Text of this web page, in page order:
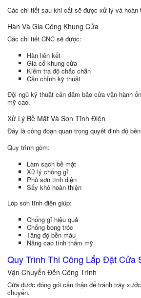
Các chi tiết sau khi cắt sẽ được xử lý và hoàn
Hàn Và Gia Công Khung Cửa
Các chi tiết CNC sẽ được:
Hàn liên kết
Gia cố khung cửa
Kiểm tra độ chắc chắn
Cân chỉnh kỹ thuật
Đội ngũ kỹ thuật cần đảm bảo cửa vận hành
mỹ cao.
Xử Lý Bề Mặt Và Sơn Tĩnh Điện
Đây là công đoạn quan trọng quyết định độ
Quy trình gồm:
Làm sạch bề mặt
Xử lý chống gỉ
Phủ sơn tĩnh điện
Sấy khô hoàn thiện
Lớp sơn tĩnh điện giúp:
Chống gỉ hiệu quả
Chống bong tróc
Tăng độ bền màu
Nâng cao tính thẩm mỹ
Quy Trình Thi Công Lắp Đặt Cửa
Vận Chuyển Đến Công Trình
Cửa được đóng gói cẩn thận để tránh trầy
chuyển.